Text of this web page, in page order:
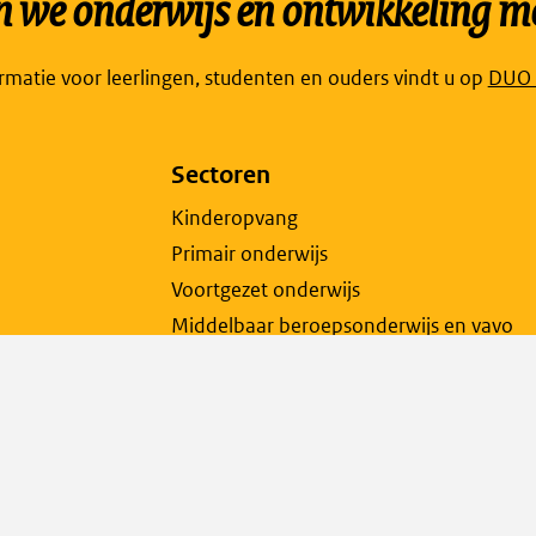
voor leerlingen, studenten en ouders vindt u op Link
Sectoren
Kinderopvang
Primair onderwijs
Voortgezet onderwijs
Middelbaar beroepsonderwijs en vavo